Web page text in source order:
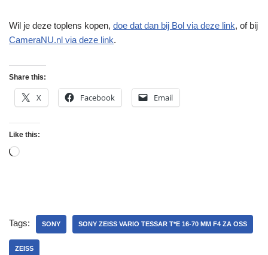
Wil je deze toplens kopen, doe dat dan bij Bol via deze link, of bij
CameraNU.nl via deze link.
Share this:
X Facebook Email
Like this:
Tags: SONY SONY ZEISS VARIO TESSAR T*E 16-70 MM F4 ZA OSS
ZEISS